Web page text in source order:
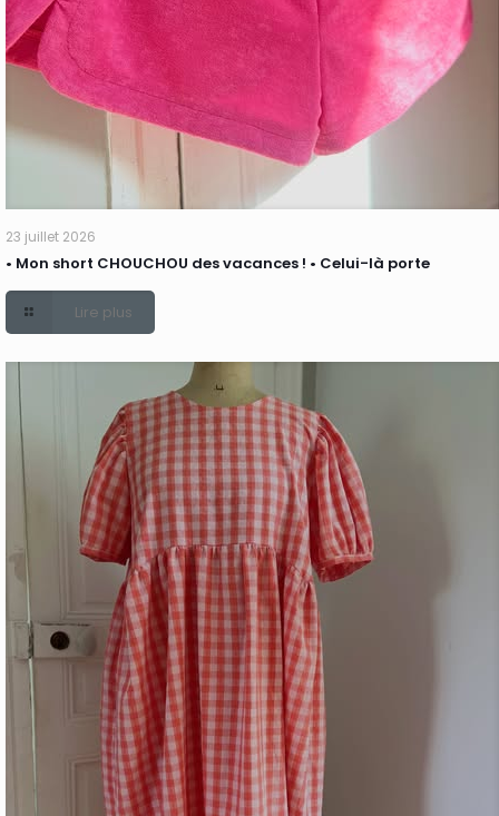
23 juillet 2026
• Mon short CHOUCHOU des vacances ! • Celui-là porte
Lire plus